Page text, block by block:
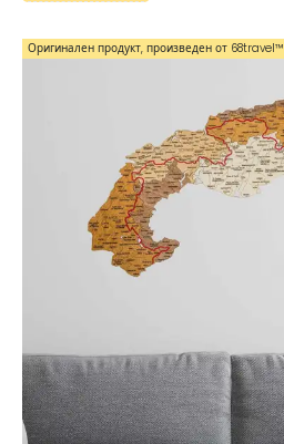
Оригинален продукт, произведен от 68travel™️